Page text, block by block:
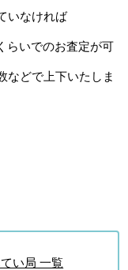
いなければ
らいでのお査定が可
などで上下いたしま
い局 一覧